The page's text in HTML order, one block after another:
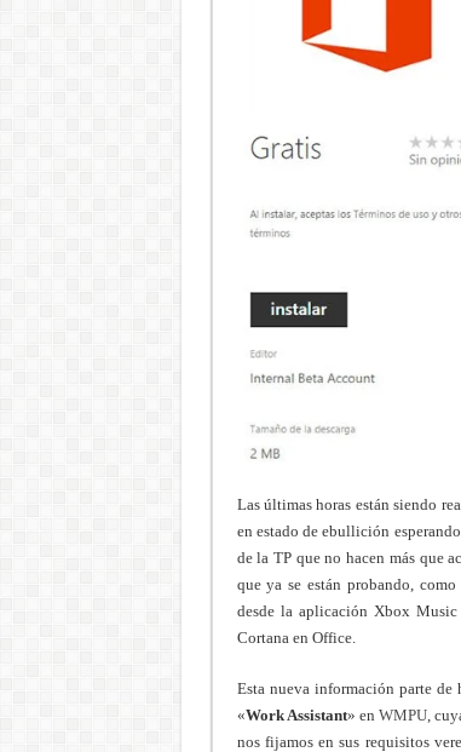
Las últimas horas están siendo
en estado de ebullición
de la TP que no hacen más que
que ya se están probando,
desde la aplicación Xbox
Cortana en Office.
Esta nueva información parte
«Work Assistant» en WMPU,
nos fijamos en sus requisitos